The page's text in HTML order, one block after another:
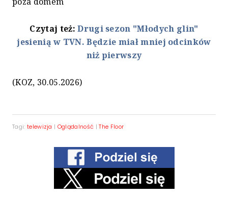
Czytaj też:Drugi sezon "Młodych glin"
jesienią w TVN. Będzie miał mniej odcinków
niż pierwszy
(KOZ, 30.05.2026)
Tagi: telewizja | Oglądalność |The Floor